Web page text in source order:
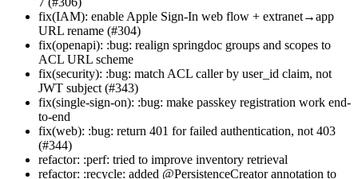
fix(IAM): enable Apple Sign-In web flow + extranet→app
URL rename (#304)
fix(openapi): :bug: realign springdoc groups and scopes to
ACL URL scheme
fix(security): :bug: match ACL caller by user_id claim, not
JWT subject (#343)
fix(single-sign-on): :bug: make passkey registration work end-
to-end
fix(web): :bug: return 401 for failed authentication, not 403
(#344)
refactor: :perf: tried to improve inventory retrieval
refactor: :recycle: added @PersistenceCreator annotation to